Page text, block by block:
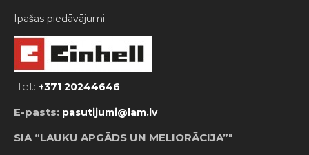
Ipašas piedāvājumi
Tel.: +371 20244646
E-pasts: pasutijumi@lam.lv
SIA “LAUKU APGĀDS UN MELIORĀCIJA”"